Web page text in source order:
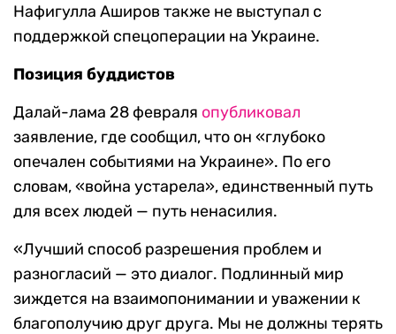
Нафигулла Аширов также не выступал с
поддержкой спецоперации на Украине.
Позиция буддистов
Далай-лама 28 февраля опубликовал
заявление, где сообщил, что он «глубоко
опечален событиями на Украине». По его
словам, «война устарела», единственный путь
для всех людей — путь ненасилия.
«Лучший способ разрешения проблем и
разногласий — это диалог. Подлинный мир
зиждется на взаимопонимании и уважении к
благополучию друг друга. Мы не должны терять